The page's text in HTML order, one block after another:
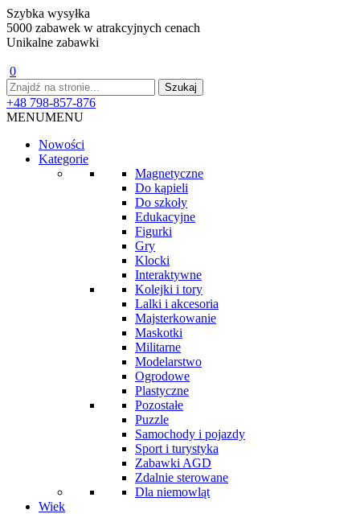
Szybka wysyłka
5000 zabawek w atrakcyjnych cenach
Unikalne zabawki
0
+48 798-857-876
MENUMENU
Nowości
Kategorie
Magnetyczne
Do kąpieli
Do szkoły
Edukacyjne
Figurki
Gry
Klocki
Interaktywne
Kolejki i tory
Lalki i akcesoria
Majsterkowanie
Maskotki
Militarne
Modelarstwo
Ogrodowe
Plastyczne
Pozostałe
Puzzle
Samochody i pojazdy
Sport i turystyka
Zabawki AGD
Zdalnie sterowane
Dla niemowląt
Wiek